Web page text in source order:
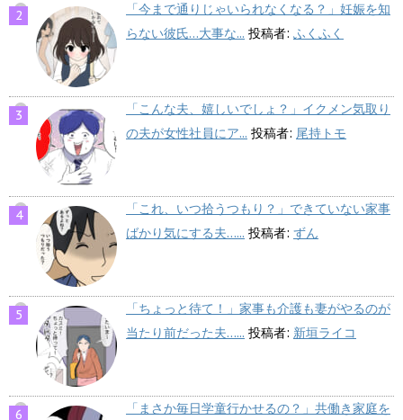
「今まで通りじゃいられなくなる？」妊娠を知
らない彼氏…大事な... 投稿者: ふくふく
「こんな夫、嬉しいでしょ？」イクメン気取り
の夫が女性社員にア... 投稿者: 尾持トモ
「これ、いつ拾うつもり？」できていない家事
ばかり気にする夫…... 投稿者: ずん
「ちょっと待て！」家事も介護も妻がやるのが
当たり前だった夫…... 投稿者: 新垣ライコ
「まさか毎日学童行かせるの？」共働き家庭を